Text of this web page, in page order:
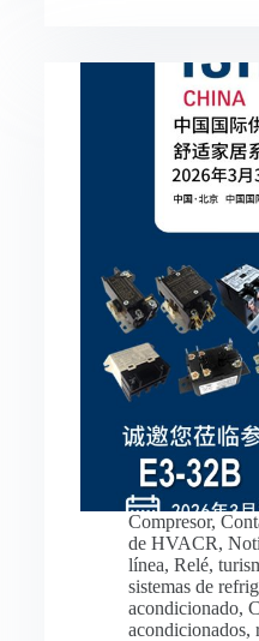
Compresor,
de HVACR,
línea, Relé,
sistemas de
acondicionado,
acondicionados,